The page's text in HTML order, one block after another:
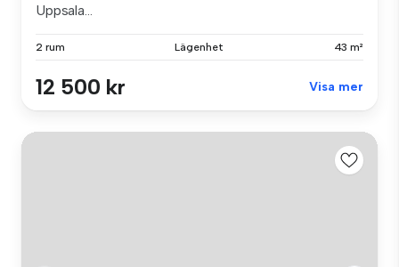
Uppsala...
2 rum Lägenhet 43 m²
12 500 kr Visa mer